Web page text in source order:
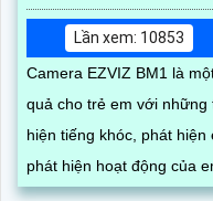
Lần xem: 10853
Camera EZVIZ BM1 là
quả cho trẻ em với
hiện tiếng khóc, phát
phát hiện hoạt động của